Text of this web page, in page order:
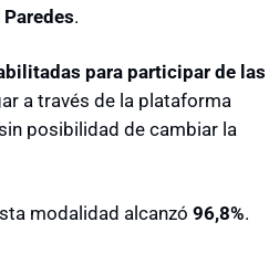
.
para participar de las
a través de la plataforma
posibilidad de cambiar la
modalidad alcanzó 96,8%.